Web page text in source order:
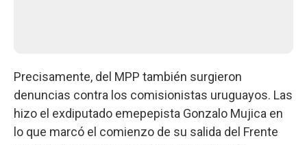
Precisamente, del MPP también surgieron
denuncias contra los comisionistas uruguayos. Las
hizo el exdiputado emepepista Gonzalo Mujica en
lo que marcó el comienzo de su salida del Frente